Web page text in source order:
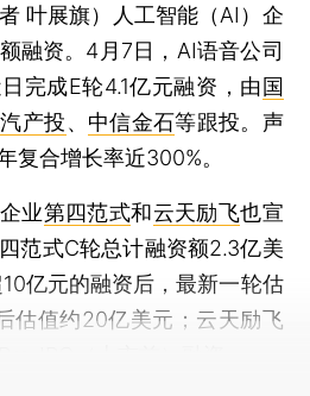
叶展旗）
人工智能（AI）企
融资。4月7日，AI语音公司
完成E轮4.1亿元融资，由国
产投、 中信金石等跟投。声
复合增长率近300%。
业第四范式和云天励飞也宣
范式C轮总计融资额2.3亿美
亿元的融资后，最新一轮估
估值约20亿美元；云天励飞